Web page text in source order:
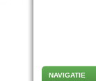
NAVIGATIE